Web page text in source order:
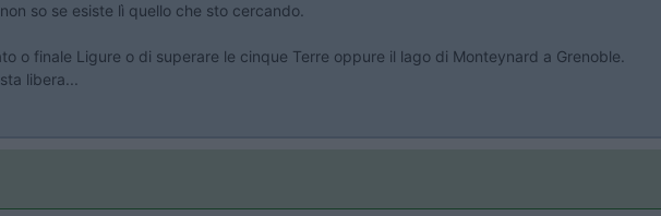
so se esiste lì quello che sto cercando.
o finale Ligure o di superare le cinque Terre oppure il lago di Monteynard a Grenoble.
libera...